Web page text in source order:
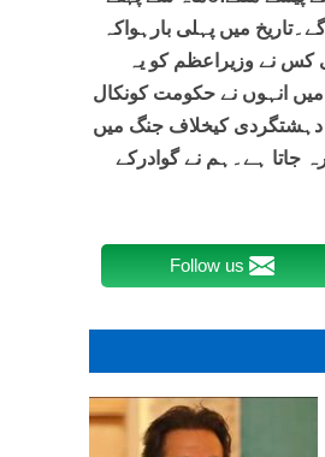
میں پہلی بارہواکہ
کس نے وزیراعظم کو یہ
انہوں نے حکومت کونکال
دہشتگردی کیخلاف جنگ میں
جاتا ہے۔ہم نے گوادرکے
Follow us